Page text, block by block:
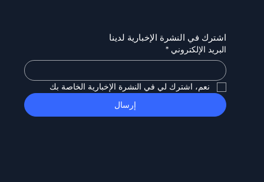
اشترك في النشرة الإخبارية لدينا
البريد الإلكتروني *
نعم، اشترك لي في النشرة الإخبارية الخاصة بك
إرسال